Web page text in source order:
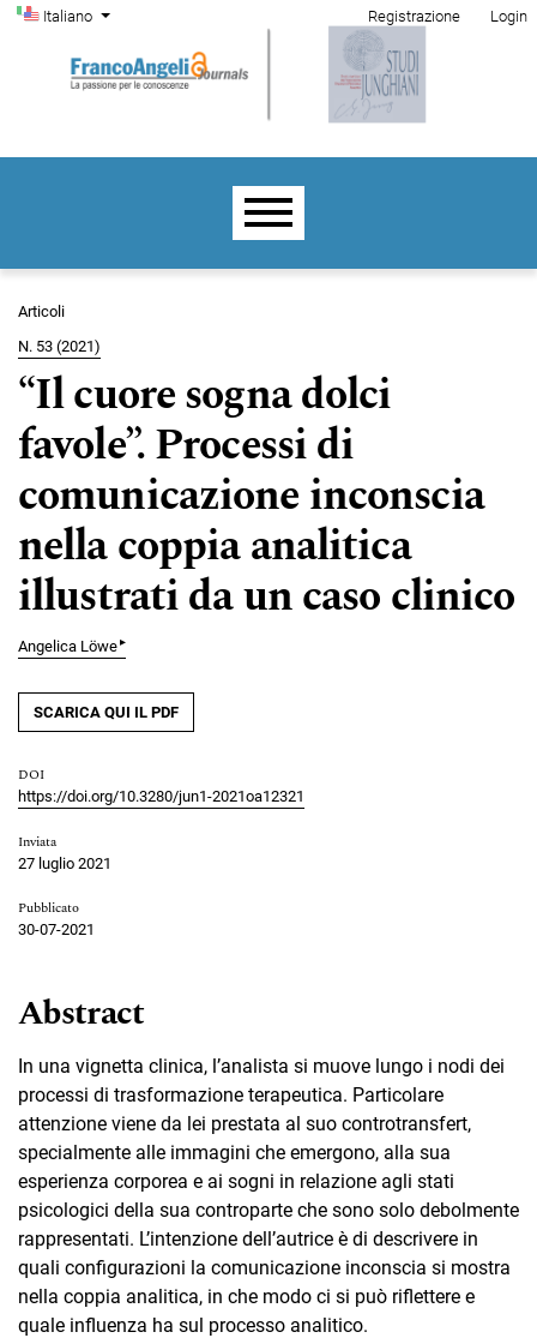
Salta al menu principale di navigazione
Salta al contenuto principale
Salta al piè di pagina del sito
Cambia la lingua. La lingua corrente è:
Italiano
Menu di amministrazione
Registrazione Login
Menu principale
Articoli
N. 53 (2021)
“Il cuore sogna dolci
favole”. Processi di
comunicazione inconscia
nella coppia analitica
illustrati da un caso clinico
Angelica Löwe▸
SCARICA QUI IL PDF
DOI
https://doi.org/10.3280/jun1-2021oa12321
Inviata
27 luglio 2021
Pubblicato
30-07-2021
Abstract
In una vignetta clinica, l’analista si muove lungo i nodi dei
processi di trasformazione terapeutica. Particolare
attenzione viene da lei prestata al suo controtransfert,
specialmente alle immagini che emergono, alla sua
esperienza corporea e ai sogni in relazione agli stati
psicologici della sua controparte che sono solo debolmente
rappresentati. L’intenzione dell’autrice è di descrivere in
quali configurazioni la comunicazione inconscia si mostra
nella coppia analitica, in che modo ci si può riflettere e
quale influenza ha sul processo analitico.